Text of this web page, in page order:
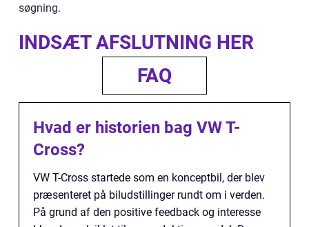
søgning.
INDSÆT AFSLUTNING HER
FAQ
Hvad er historien bag VW T-
Cross?
VW T-Cross startede som en konceptbil, der blev
præsenteret på biludstillinger rundt om i verden.
På grund af den positive feedback og interesse